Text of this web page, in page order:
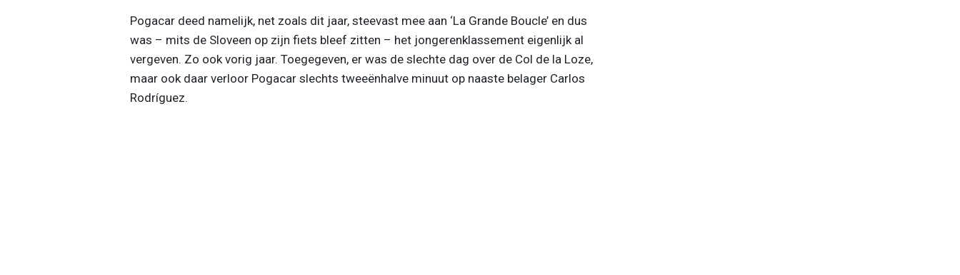
Pogacar deed namelijk, net zoals dit jaar, steevast mee aan ‘La Grande Boucle’ en dus
was – mits de Sloveen op zijn fiets bleef zitten – het jongerenklassement eigenlijk al
vergeven. Zo ook vorig jaar. Toegegeven, er was de slechte dag over de Col de la Loze,
maar ook daar verloor Pogacar slechts tweeënhalve minuut op naaste belager Carlos
Rodríguez.